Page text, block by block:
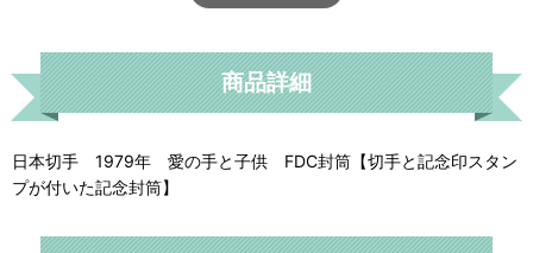
商品詳細
日本切手 1979年 愛の手と子供 FDC封筒【切手と記念印スタン
プが付いた記念封筒】